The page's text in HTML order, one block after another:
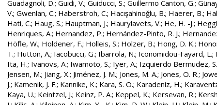
Guadagnoli, D.; Guidi, V.; Guiducci, S.; Guillermo Canton, G.;
V.; Gwenlan, C.; Haberstroh, C.; Hacışahinoğlu, B.; Haerer, B.;
Hati, C.; Haug, S.; Hauptman, J.; Haurylavets, V.; He, H. -J.;
Henriques, A.; Hernandez, P.; Hernández-Pinto, R. J.;
Höfle, W.; Holdener, F.; Holleis, S.; Holzer, B.; Hong, D. K.;
T.; Hutton, A.; Iacobucci, G.; Ibarrola, N.; Iconomidou-Fayard, L.;
Ita, H.; Ivanovs, A.; Iwamoto, S.; Iyer, A.; Izquierdo Bermudez, S.
Jensen, M.; Jiang, X.; Jiménez, J. M.; Jones, M. A.; Jones, O. R.;
J.; Kamenik, J. F.; Kannike, K.; Kara, S. O.; Karadeniz, H.;
Kaya, U.; Keintzel, J.; Keinz, P. A.; Keppel, K.; Kersevan, R.;